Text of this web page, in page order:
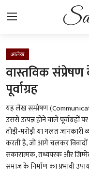
स्वतंत्रता सेनानी
साहित्य समाचार
होम
कहानी
आलेख
वास्तविक
पूर्वाग्रह
यह लेख सम्प्रेषण
उससे उत्पन्न होने वाले
तोड़ी-मरोड़ी या गलत जानकारी
करती है, जो आगे चलकर
सकारात्मक, तथ्यपरक और
समाज के निर्माण का प्रभावी